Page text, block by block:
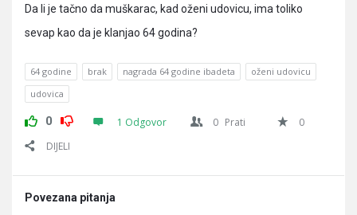
Da li je tačno da muškarac, kad oženi udovicu, ima toliko
sevap kao da je klanjao 64 godina?
64 godine brak nagrada 64 godine ibadeta
oženi udovicu
udovica
0 1 Odgovor 0 Prati
0
DIJELI
Povezana pitanja